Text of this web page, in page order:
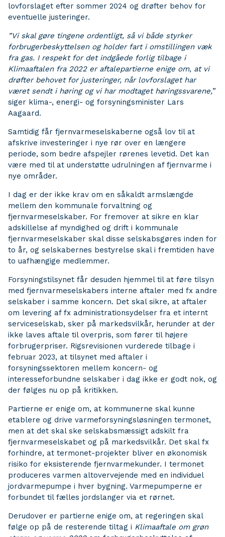
lovforslaget efter sommer 2024 og drøfter behov for
eventuelle justeringer.
”Vi skal gøre tingene ordentligt, så vi både styrker
forbrugerbeskyttelsen og holder fart i omstillingen væk
fra gas. I respekt for det indgåede forlig tilbage i
Klimaaftalen fra 2022 er aftalepartierne enige om, at vi
drøfter behovet for justeringer, når lovforslaget har
været sendt i høring og vi har modtaget høringssvarene,”
siger klima-, energi- og forsyningsminister Lars
Aagaard.
Samtidig får fjernvarmeselskaberne også lov til at
afskrive investeringer i nye rør over en længere
periode, som bedre afspejler rørenes levetid. Det kan
være med til at understøtte udrulningen af fjernvarme i
nye områder.
I dag er der ikke krav om en såkaldt armslængde
mellem den kommunale forvaltning og
fjernvarmeselskaber. For fremover at sikre en klar
adskillelse af myndighed og drift i kommunale
fjernvarmeselskaber skal disse selskabsgøres inden for
to år, og selskabernes bestyrelse skal i fremtiden have
to uafhængige medlemmer.
Forsyningstilsynet får desuden hjemmel til at føre tilsyn
med fjernvarmeselskabers interne aftaler med fx andre
selskaber i samme koncern. Det skal sikre, at aftaler
om levering af fx administrationsydelser fra et internt
serviceselskab, sker på markedsvilkår, herunder at der
ikke laves aftale til overpris, som fører til højere
forbrugerpriser. Rigsrevisionen vurderede tilbage i
februar 2023, at tilsynet med aftaler i
forsyningssektoren mellem koncern- og
interesseforbundne selskaber i dag ikke er godt nok, og
der følges nu op på kritikken.
Partierne er enige om, at kommunerne skal kunne
etablere og drive varmeforsyningsløsningen termonet,
men at det skal ske selskabsmæssigt adskilt fra
fjernvarmeselskabet og på markedsvilkår. Det skal fx
forhindre, at termonet-projekter bliver en økonomisk
risiko for eksisterende fjernvarmekunder. I termonet
produceres varmen altovervejende med en individuel
jordvarmepumpe i hver bygning. Varmepumperne er
forbundet til fælles jordslanger via et rørnet.
Derudover er partierne enige om, at regeringen skal
følge op på de resterende tiltag i Klimaaftale om grøn